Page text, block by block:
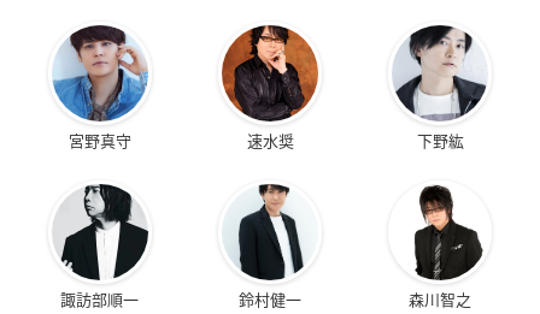
宮野真守 速水奨 下野紘
諏訪部順一 鈴村健一 森川智之